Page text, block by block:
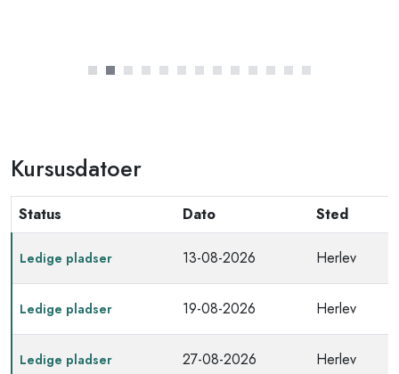
Kursusdatoer
Status Dato Sted
Ledige pladser 13-08-2026 Herlev
Ledige pladser 19-08-2026 Herlev
Ledige pladser 27-08-2026 Herlev